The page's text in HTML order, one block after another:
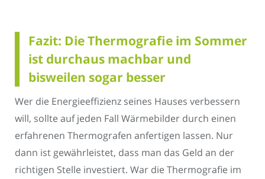
Fazit: Die Thermografie im Sommer
ist durchaus machbar und
bisweilen sogar besser
Wer die Energieeffizienz seines Hauses verbessern
will, sollte auf jeden Fall Wärmebilder durch einen
erfahrenen Thermografen anfertigen lassen. Nur
dann ist gewährleistet, dass man das Geld an der
richtigen Stelle investiert. War die Thermografie im